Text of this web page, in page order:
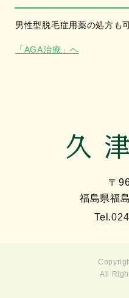
男性型脱毛症用薬の処方も
「AGA治療」へ
〒
福島県福
Tel.
All